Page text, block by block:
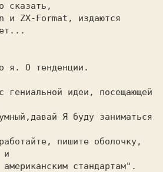
сказать,
и ZX-Format, издаются
я. О тенденции.
гениальной идеи, посещающей
Я буду заниматься
пишите оболочку,
и
стандартам".